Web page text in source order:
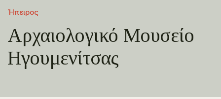
Ήπειρος
Αρχαιολογικό Μουσείο
Ηγουμενίτσας